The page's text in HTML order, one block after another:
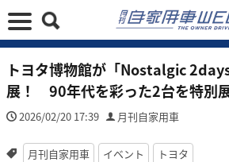
トヨタ博物館が「Nostalgic
展！ 90年代を彩った2台を特別
2026/02/20 17:39 月刊自家用車
月刊自家用車 イベント トヨタ